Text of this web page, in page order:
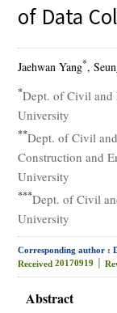
of Data
Jaehwan Yang*,
*Dept. of Civil and
University
**Dept. of Civil
Construction and
University
***Dept. of Civil
University
Corresponding author :
Received 20170919 │
Abstract